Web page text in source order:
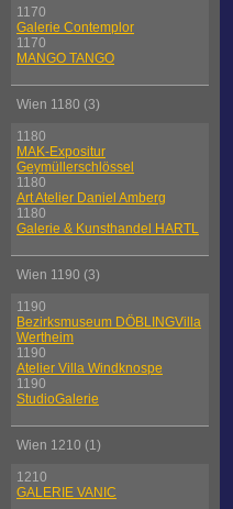
1170
Galerie Contemplor
1170
MANGO TANGO
Wien 1180 (3)
1180
MAK-Expositur
Geymüllerschlössel
1180
Art Atelier Daniel Amberg
1180
Galerie & Kunsthandel HARTL
Wien 1190 (3)
1190
Bezirksmuseum DÖBLINGVilla
Wertheim
1190
Atelier Villa Windknospe
1190
StudioGalerie
Wien 1210 (1)
1210
GALERIE VANIC